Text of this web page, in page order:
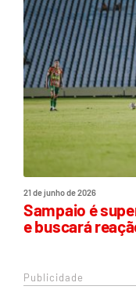
21 de junho de 2026
Sampaio é
e buscará
Publicidade